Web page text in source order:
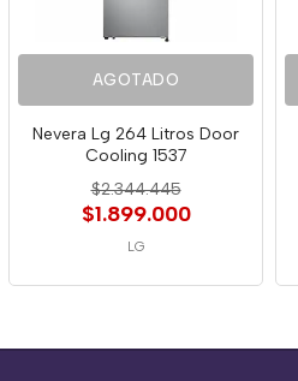
AGOTADO
Nevera Lg 264 Litros Door
Cooling 1537
$2.344.445
$1.899.000
LG